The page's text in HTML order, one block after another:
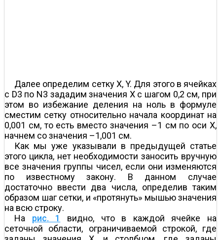
Далее определим сетку X, Y. Для этого в ячейках
с D3 по N3 зададим значения Х с шагом 0,2 см, при
этом во избежание деления на ноль в формуле
сместим сетку относительно начала координат на
0,001 см, то есть вместо значения –1 см по оси Х,
начнем со значения –1,001 см.
Как мы уже указывали в предыдущей статье
этого цикла, нет необходимости заносить вручную
все значения группы чисел, если они изменяются
по известному закону. В данном случае
достаточно ввести два числа, определив таким
образом шаг сетки, и «протянуть» мышью значения
на всю строку.
На рис. 1
видно, что в каждой ячейке на
сеточной области, ограничиваемой строкой, где